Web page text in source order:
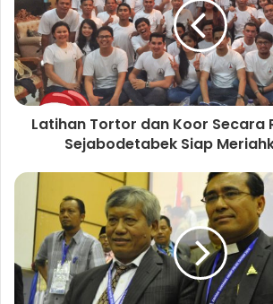
t
e
o
o
k
e
r
d
I
n
b
e
r
e
s
t
Latihan Tortor dan Koor Secara
Sejabodetabek Siap